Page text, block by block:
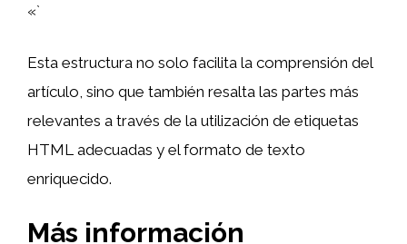
«`
Esta estructura no solo facilita la comprensión del
artículo, sino que también resalta las partes más
relevantes a través de la utilización de etiquetas
HTML adecuadas y el formato de texto
enriquecido.
Más información